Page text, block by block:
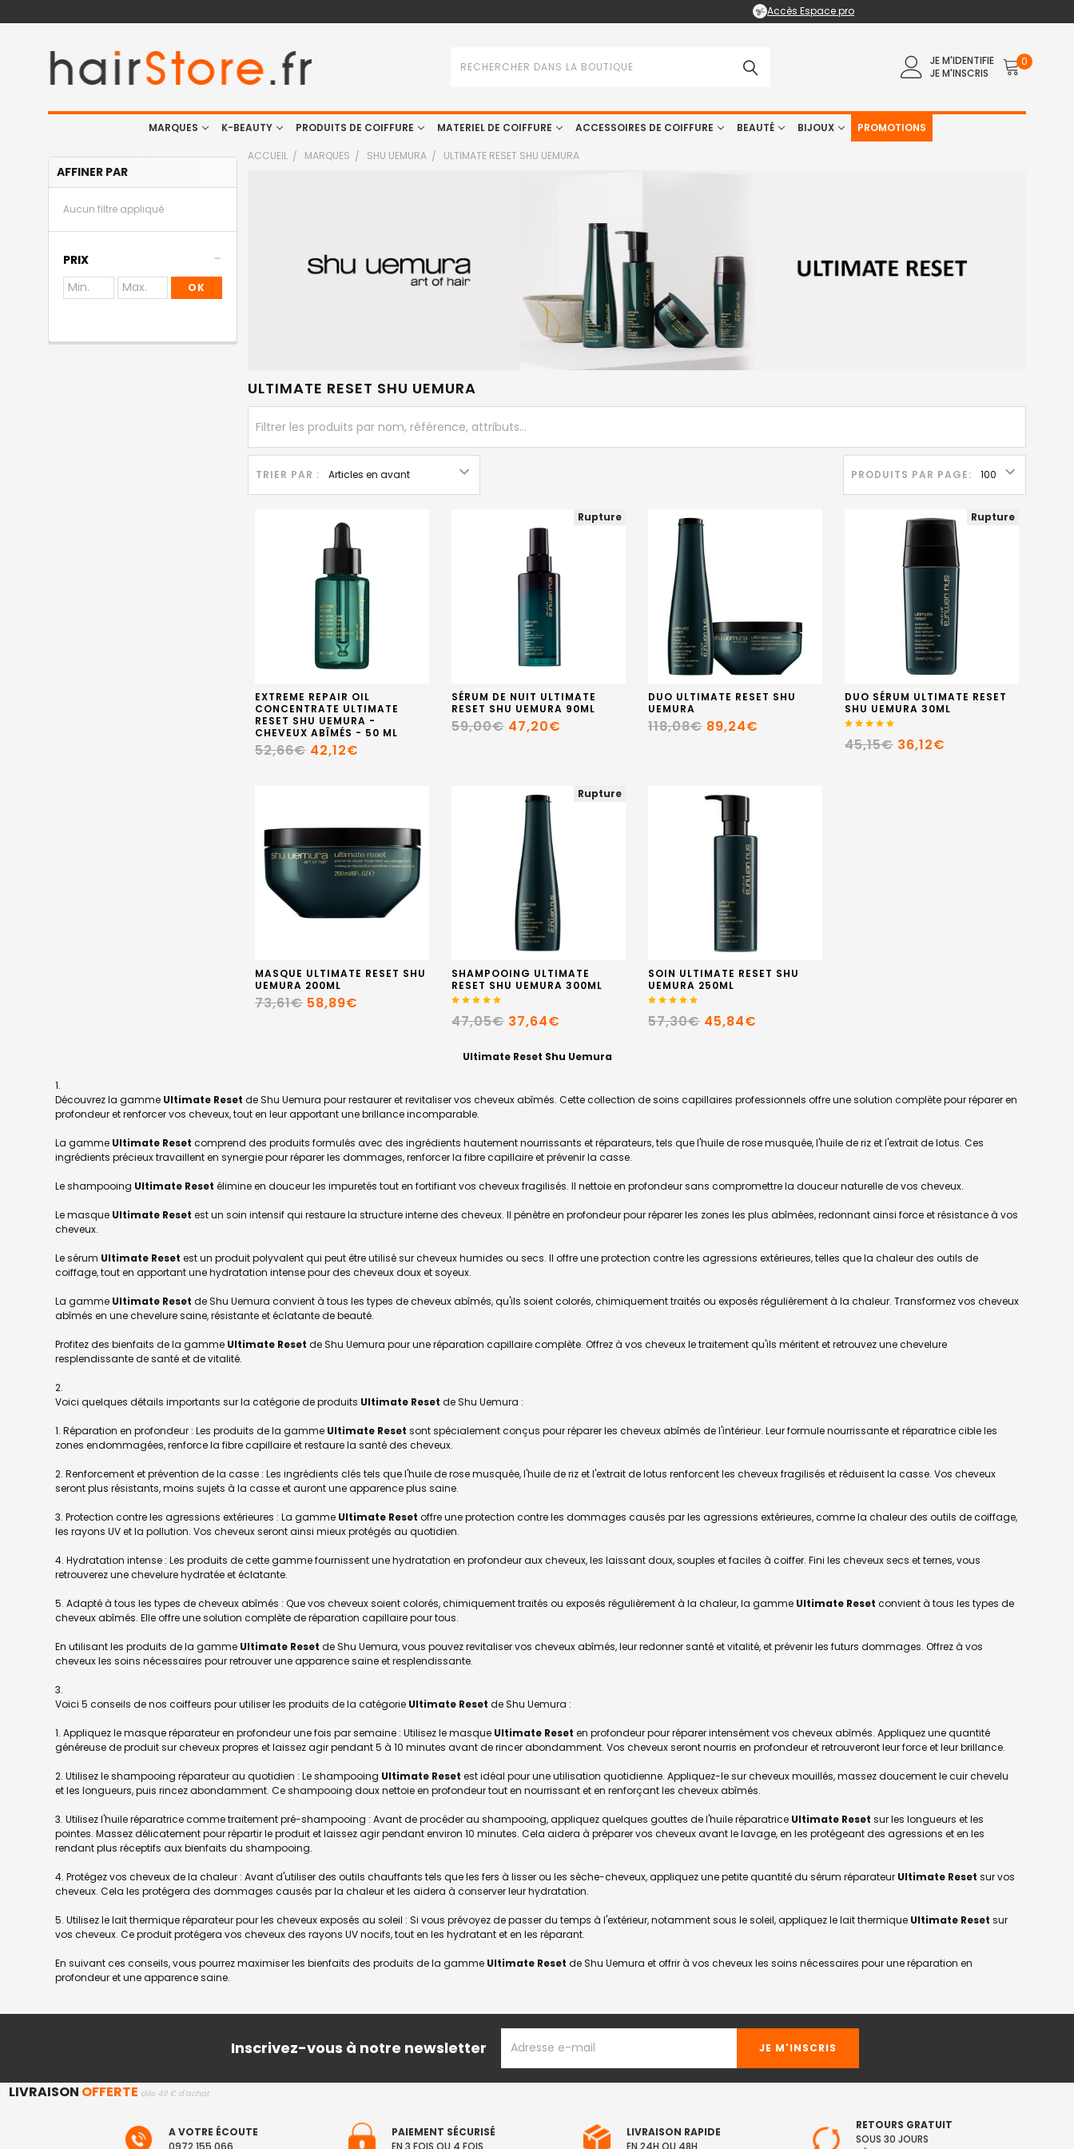
Accès Espace pro
JE M'IDENTIFIE
JE M'INSCRIS
0
MARQUES K-BEAUTY PRODUITS DE COIFFURE MATERIEL DE COIFFURE ACCESSOIRES DE COIFFURE BEAUTÉ BIJOUX PROMOTIONS
AFFINER PAR
Aucun filtre appliqué
PRIX
OK
ACCUEIL MARQUES SHU UEMURA ULTIMATE RESET SHU UEMURA
ULTIMATE RESET SHU UEMURA
TRIER PAR : PRODUITS PAR PAGE:
EXTREME REPAIR OIL
CONCENTRATE ULTIMATE
RESET SHU UEMURA -
CHEVEUX ABÎMÉS - 50 ML
52,66€ 42,12€
Rupture
SÉRUM DE NUIT ULTIMATE
RESET SHU UEMURA 90ML
59,00€ 47,20€
DUO ULTIMATE RESET SHU
UEMURA
118,08€ 89,24€
Rupture
DUO SÉRUM ULTIMATE RESET
SHU UEMURA 30ML
45,15€ 36,12€
MASQUE ULTIMATE RESET SHU
UEMURA 200ML
73,61€ 58,89€
Rupture
SHAMPOOING ULTIMATE
RESET SHU UEMURA 300ML
47,05€ 37,64€
SOIN ULTIMATE RESET SHU
UEMURA 250ML
57,30€ 45,84€
Ultimate Reset Shu Uemura
Découvrez la gamme Ultimate Reset de Shu Uemura pour restaurer et revitaliser vos cheveux abîmés. Cette collection de soins capillaires professionnels offre une solution complète pour réparer en
profondeur et renforcer vos cheveux, tout en leur apportant une brillance incomparable.
La gamme Ultimate Reset comprend des produits formulés avec des ingrédients hautement nourrissants et réparateurs, tels que l'huile de rose musquée, l'huile de riz et l'extrait de lotus. Ces
ingrédients précieux travaillent en synergie pour réparer les dommages, renforcer la fibre capillaire et prévenir la casse.
Le shampooing Ultimate Reset élimine en douceur les impuretés tout en fortifiant vos cheveux fragilisés. Il nettoie en profondeur sans compromettre la douceur naturelle de vos cheveux.
Le masque Ultimate Reset est un soin intensif qui restaure la structure interne des cheveux. Il pénètre en profondeur pour réparer les zones les plus abîmées, redonnant ainsi force et résistance à vos
cheveux.
Le sérum Ultimate Reset est un produit polyvalent qui peut être utilisé sur cheveux humides ou secs. Il offre une protection contre les agressions extérieures, telles que la chaleur des outils de
coiffage, tout en apportant une hydratation intense pour des cheveux doux et soyeux.
La gamme Ultimate Reset de Shu Uemura convient à tous les types de cheveux abîmés, qu'ils soient colorés, chimiquement traités ou exposés régulièrement à la chaleur. Transformez vos cheveux
abîmés en une chevelure saine, résistante et éclatante de beauté.
Profitez des bienfaits de la gamme Ultimate Reset de Shu Uemura pour une réparation capillaire complète. Offrez à vos cheveux le traitement qu'ils méritent et retrouvez une chevelure
resplendissante de santé et de vitalité.
Voici quelques détails importants sur la catégorie de produits Ultimate Reset de Shu Uemura :
1. Réparation en profondeur : Les produits de la gamme Ultimate Reset sont spécialement conçus pour réparer les cheveux abîmés de l'intérieur. Leur formule nourrissante et réparatrice cible les
zones endommagées, renforce la fibre capillaire et restaure la santé des cheveux.
2. Renforcement et prévention de la casse : Les ingrédients clés tels que l'huile de rose musquée, l'huile de riz et l'extrait de lotus renforcent les cheveux fragilisés et réduisent la casse. Vos cheveux
seront plus résistants, moins sujets à la casse et auront une apparence plus saine.
3. Protection contre les agressions extérieures : La gamme Ultimate Reset offre une protection contre les dommages causés par les agressions extérieures, comme la chaleur des outils de coiffage,
les rayons UV et la pollution. Vos cheveux seront ainsi mieux protégés au quotidien.
4. Hydratation intense : Les produits de cette gamme fournissent une hydratation en profondeur aux cheveux, les laissant doux, souples et faciles à coiffer. Fini les cheveux secs et ternes, vous
retrouverez une chevelure hydratée et éclatante.
5. Adapté à tous les types de cheveux abîmés : Que vos cheveux soient colorés, chimiquement traités ou exposés régulièrement à la chaleur, la gamme Ultimate Reset convient à tous les types de
cheveux abîmés. Elle offre une solution complète de réparation capillaire pour tous.
En utilisant les produits de la gamme Ultimate Reset de Shu Uemura, vous pouvez revitaliser vos cheveux abîmés, leur redonner santé et vitalité, et prévenir les futurs dommages. Offrez à vos
cheveux les soins nécessaires pour retrouver une apparence saine et resplendissante.
Voici 5 conseils de nos coiffeurs pour utiliser les produits de la catégorie Ultimate Reset de Shu Uemura :
1. Appliquez le masque réparateur en profondeur une fois par semaine : Utilisez le masque Ultimate Reset en profondeur pour réparer intensément vos cheveux abîmés. Appliquez une quantité
généreuse de produit sur cheveux propres et laissez agir pendant 5 à 10 minutes avant de rincer abondamment. Vos cheveux seront nourris en profondeur et retrouveront leur force et leur brillance.
2. Utilisez le shampooing réparateur au quotidien : Le shampooing Ultimate Reset est idéal pour une utilisation quotidienne. Appliquez-le sur cheveux mouillés, massez doucement le cuir chevelu
et les longueurs, puis rincez abondamment. Ce shampooing doux nettoie en profondeur tout en nourrissant et en renforçant les cheveux abîmés.
3. Utilisez l'huile réparatrice comme traitement pré-shampooing : Avant de procéder au shampooing, appliquez quelques gouttes de l'huile réparatrice Ultimate Reset sur les longueurs et les
pointes. Massez délicatement pour répartir le produit et laissez agir pendant environ 10 minutes. Cela aidera à préparer vos cheveux avant le lavage, en les protégeant des agressions et en les
rendant plus réceptifs aux bienfaits du shampooing.
4. Protégez vos cheveux de la chaleur : Avant d'utiliser des outils chauffants tels que les fers à lisser ou les sèche-cheveux, appliquez une petite quantité du sérum réparateur Ultimate Reset sur vos
cheveux. Cela les protégera des dommages causés par la chaleur et les aidera à conserver leur hydratation.
5. Utilisez le lait thermique réparateur pour les cheveux exposés au soleil : Si vous prévoyez de passer du temps à l'extérieur, notamment sous le soleil, appliquez le lait thermique Ultimate Reset sur
vos cheveux. Ce produit protégera vos cheveux des rayons UV nocifs, tout en les hydratant et en les réparant.
En suivant ces conseils, vous pourrez maximiser les bienfaits des produits de la gamme Ultimate Reset de Shu Uemura et offrir à vos cheveux les soins nécessaires pour une réparation en
profondeur et une apparence saine.
Inscrivez-vous à notre newsletter
EMAIL
LIVRAISON OFFERTE dès 49 € d'achat
A VOTRE ÉCOUTE
0972 155 066
PAIEMENT SÉCURISÉ
EN 3 FOIS OU 4 FOIS
LIVRAISON RAPIDE
EN 24H OU 48H
RETOURS GRATUIT
SOUS 30 JOURS